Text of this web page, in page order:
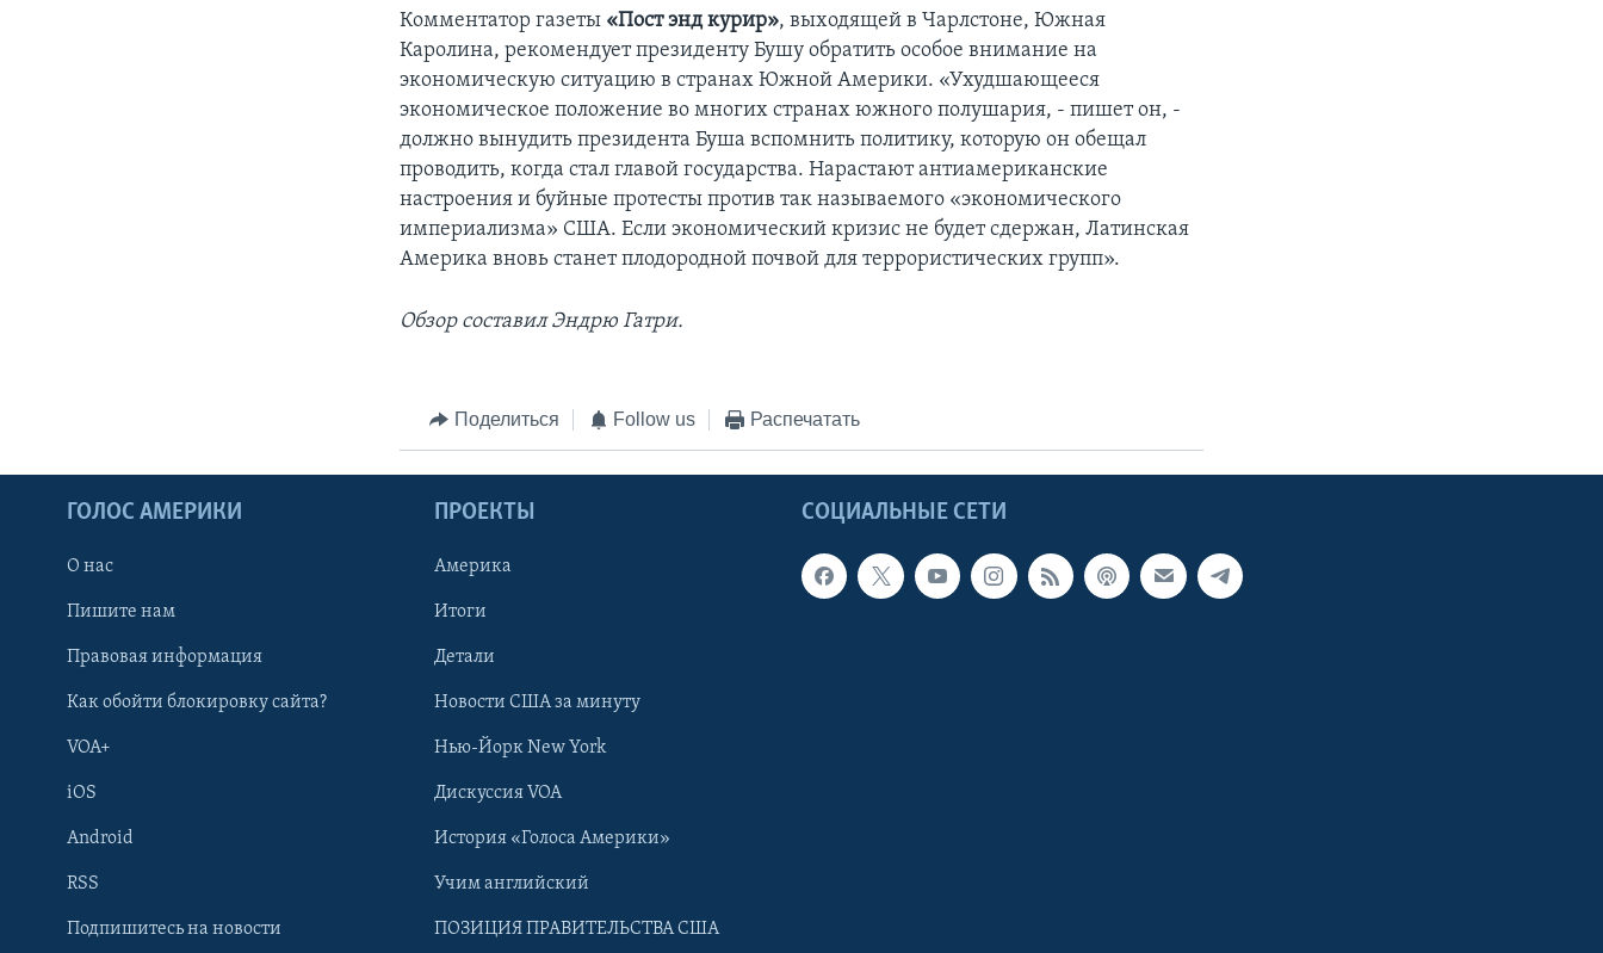
Learning English
Комментатор газеты «Пост энд курир», выходящей в Чарлстоне, Южная
Каролина, рекомендует президенту Бушу обратить особое внимание на
экономическую ситуацию в странах Южной Америки. «Ухудшающееся
экономическое положение во многих странах южного полушария, - пишет он, -
должно вынудить президента Буша вспомнить политику, которую он обещал
проводить, когда стал главой государства. Нарастают антиамериканские
настроения и буйные протесты против так называемого «экономического
империализма» США. Если экономический кризис не будет сдержан, Латинская
Америка вновь станет плодородной почвой для террористических групп».
Обзор составил Эндрю Гатри.
Поделиться Follow us Распечатать
СОЦИАЛЬНЫЕ СЕТИ
ГОЛОС АМЕРИКИ
О нас
Пишите нам
Правовая информация
Как обойти блокировку сайта?
VOA+
iOS
Android
RSS
Подпишитесь на новости
ПРОЕКТЫ
Америка
Итоги
Детали
Новости США за минуту
Нью-Йорк New York
Дискуссия VOA
История «Голоса Америки»
Учим английский
ПОЗИЦИЯ ПРАВИТЕЛЬСТВА США